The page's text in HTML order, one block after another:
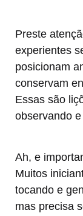
Preste
experientes
posicionam
conservam
Essas são
observando
Ah, e
Muitos
tocando e
mas precisa